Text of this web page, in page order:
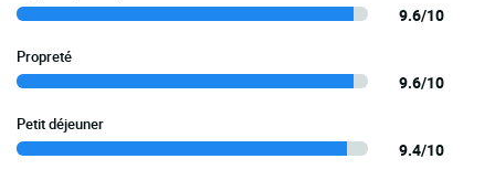
9.6/10
Propreté
9.6/10
Petit déjeuner
9.4/10